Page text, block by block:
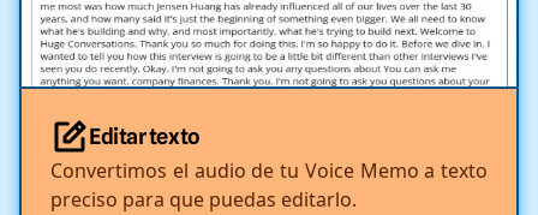
Editar texto
Convertimos el audio de tu Voice Memo a texto
preciso para que puedas editarlo.